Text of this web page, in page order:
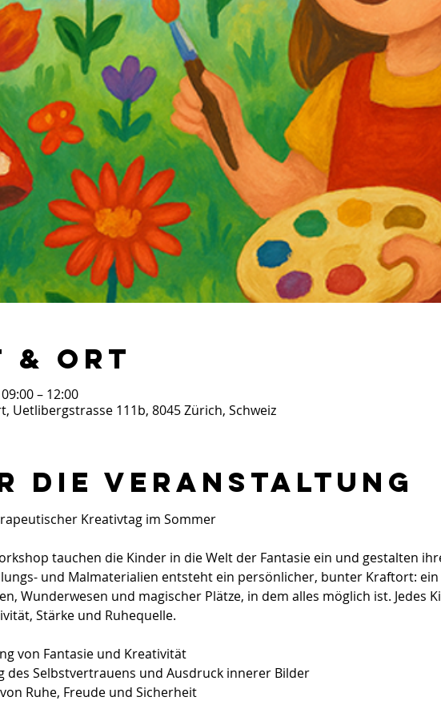
& Ort
– 12:00
Uetlibergstrasse 111b, 8045 Zürich, Schweiz
die Veranstaltung
Kreativtag im Sommer
tauchen die Kinder in die Welt der Fantasie ein und gestalten
und Malmaterialien entsteht ein persönlicher, bunter Kraftort:
Wunderwesen und magischer Plätze, in dem alles möglich ist. Jedes
Stärke und Ruhequelle.
von Fantasie und Kreativität
des Selbstvertrauens und Ausdruck innerer Bilder
Ruhe, Freude und Sicherheit